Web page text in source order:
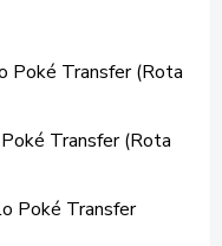
Poké Transfer (Rota
Transfer (Rota
Poké Transfer